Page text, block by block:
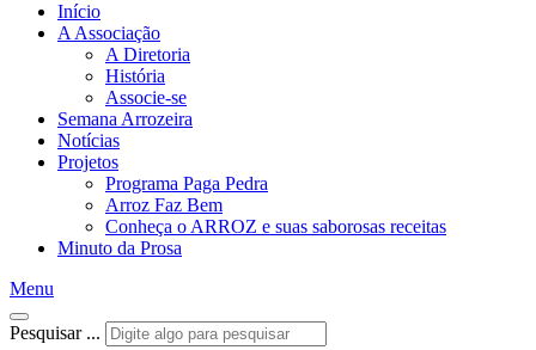
Início
A Associação
A Diretoria
História
Associe-se
Semana Arrozeira
Notícias
Projetos
Programa Paga Pedra
Arroz Faz Bem
Conheça o ARROZ e suas saborosas receitas
Minuto da Prosa
Menu
Pesquisar ...